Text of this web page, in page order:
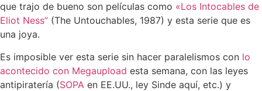
que trajo de bueno son películas como «Los Intocables de
Eliot Ness” (The Untouchables, 1987) y esta serie que es
una joya.
Es imposible ver esta serie sin hacer paralelismos con lo
acontecido con Megaupload esta semana, con las leyes
antipiratería (SOPA en EE.UU., ley Sinde aquí, etc.) y